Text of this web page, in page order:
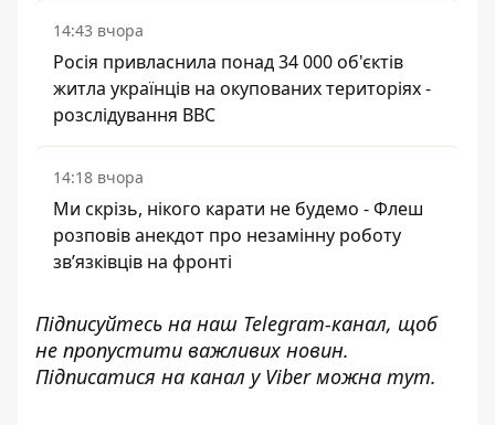
14:43 вчора
Росія привласнила понад 34 000 об'єктів
житла українців на окупованих територіях -
розслідування BBC
14:18 вчора
Ми скрізь, нікого карати не будемо - Флеш
розповів анекдот про незамінну роботу
зв’язківців на фронті
Підписуйтесь на наш Telegram-канал, щоб
не пропустити важливих новин.
Підписатися на канал у Viber можна тут.